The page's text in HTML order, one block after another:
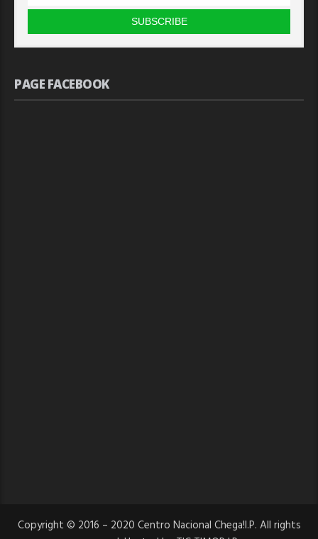
PAGE FACEBOOK
Copyright © 2016 – 2020 Centro Nacional Chega!I.P. All rights